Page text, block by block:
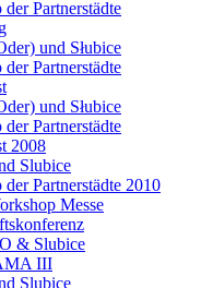
der Partnerstädte
und Słubice
der Partnerstädte
und Słubice
der Partnerstädte
2008
Slubice
der Partnerstädte 2010
Messe
& Slubice
III
Slubice